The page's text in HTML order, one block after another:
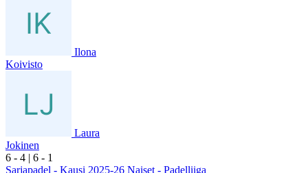
Ilona
Koivisto
Laura
Jokinen
6 - 4 | 6 - 1
Sarjapadel - Kausi 2025-26 Naiset - Padelliiga